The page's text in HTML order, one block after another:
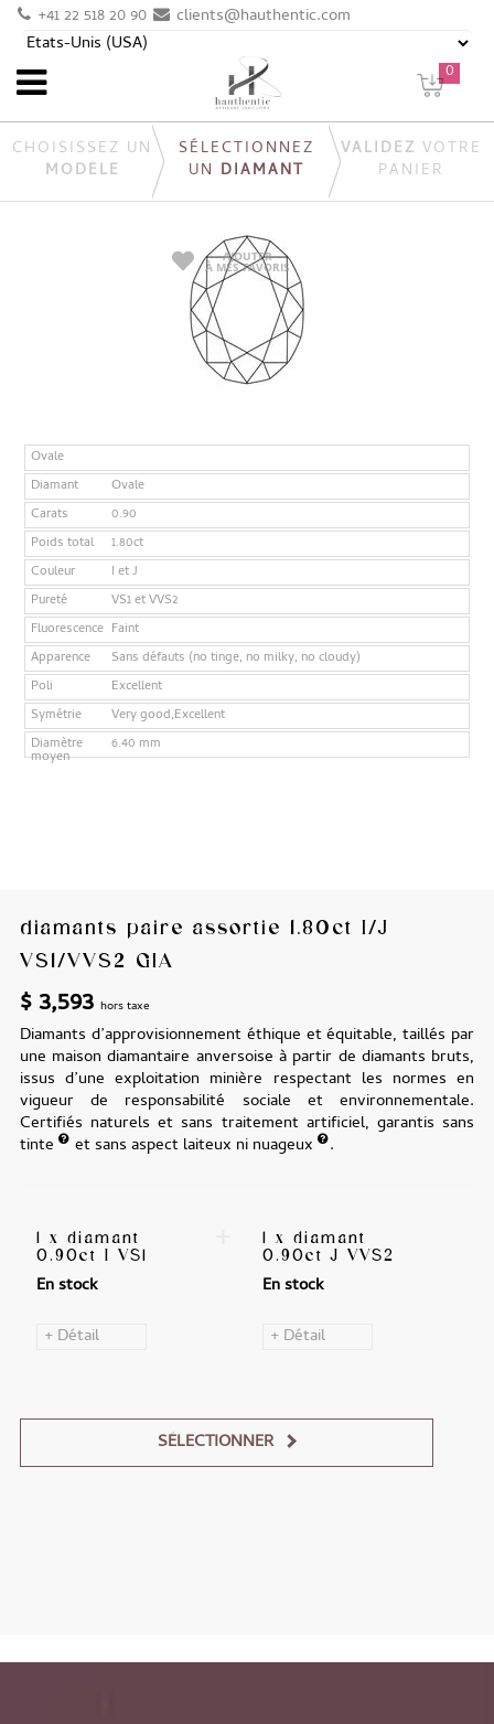
+41 22 518 20 90 clients@hauthentic.com
0
CHOISISSEZ UN
MODÈLE
SÉLECTIONNEZ
UN DIAMANT
VALIDEZ VOTRE
PANIER
AJOUTER
À MES FAVORIS
Ovale
Diamant
Ovale
Carats
0.90
Poids total
1.80ct
Couleur
I et J
Pureté
VS1 et VVS2
Fluorescence Faint
Apparence
Sans défauts (no tinge, no milky, no cloudy)
Poli
Excellent
Symétrie
Very good,Excellent
Diamètre
moyen
6.40 mm
diamants paire assortie 1.80ct I/J
VS1/VVS2 GIA
$3,593 hors taxe
Diamants d’approvisionnement éthique et équitable, taillés par
une maison diamantaire anversoise à partir de diamants bruts,
issus d’une exploitation minière respectant les normes en
vigueur de responsabilité sociale et environnementale.
Certifiés naturels et sans traitement artificiel, garantis sans
tinte
et sans aspect laiteux ni nuageux .
1 x diamant
0.90ct I VS1
En stock
+ Détail
1 x diamant
0.90ct J VVS2
En stock
+ Détail
SÉLECTIONNER